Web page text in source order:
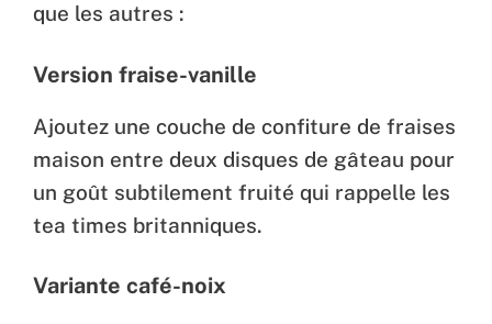
que les autres :
Version fraise-vanille
Ajoutez une couche de confiture de fraises
maison entre deux disques de gâteau pour
un goût subtilement fruité qui rappelle les
tea times britanniques.
Variante café-noix